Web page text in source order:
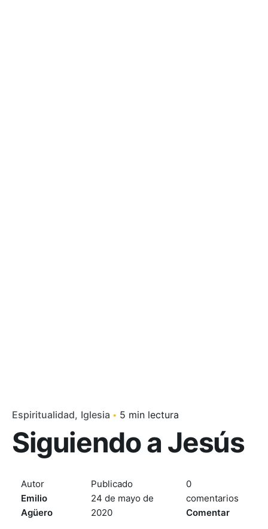
Espiritualidad Iglesia 5 min lectura
Siguiendo a Jesús
Autor
Emilio
Agüero
Publicado
24 de mayo de
2020
0
comentarios
Comentar